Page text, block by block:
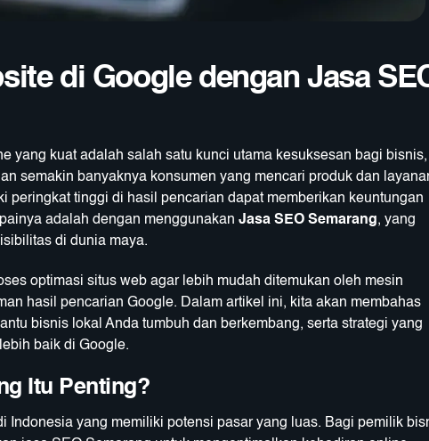
di Google dengan Jasa
yang kuat adalah salah satu kunci utama kesuksesan bagi bisnis,
semakin banyaknya konsumen yang mencari produk dan
peringkat tinggi di hasil pencarian dapat memberikan keuntungan
adalah dengan menggunakan Jasa SEO Semarang, yang
di dunia maya.
optimasi situs web agar lebih mudah ditemukan oleh mesin
hasil pencarian Google. Dalam artikel ini, kita akan membahas
bisnis lokal Anda tumbuh dan berkembang, serta strategi yang
baik di Google.
Itu Penting?
Indonesia yang memiliki potensi pasar yang luas. Bagi pemilik